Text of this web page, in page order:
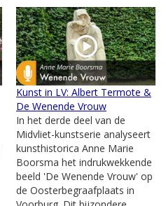
Kunst in LV: Albert Termote &
De Wenende Vrouw
In het derde deel van de
Midvliet-kunstserie analyseert
kunsthistorica Anne Marie
Boorsma het indrukwekkende
beeld 'De Wenende Vrouw' op
de Oosterbegraafplaats in